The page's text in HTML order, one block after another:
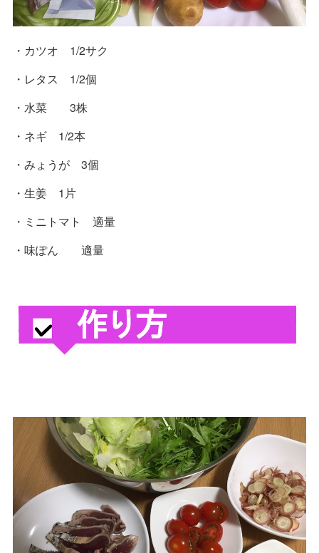
・カツオ 1/2サク
・レタス 1/2個
・水菜 3株
・ネギ 1/2本
・みょうが 3個
・生姜 1片
・ミニトマト 適量
・味ぽん 適量